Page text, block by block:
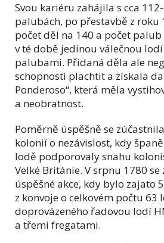
Svou kariéru zahájila s cca
palubách, po přestavbě z roku
počet děl na 140 a počet palub
v té době jedinou válečnou
palubami. Přidaná děla ale
schopnosti plachtit a získala
Ponderoso“, která měla
a neobratnost.
Poměrně úspěšně se
kolonií o nezávislost, kdy
lodě podporovaly snahu
Velké Británie. V srpnu 1780
úspěšné akce, kdy bylo zajato
z konvoje o celkovém počtu 63
doprovázeného řadovou lodí
a třemi fregatami.